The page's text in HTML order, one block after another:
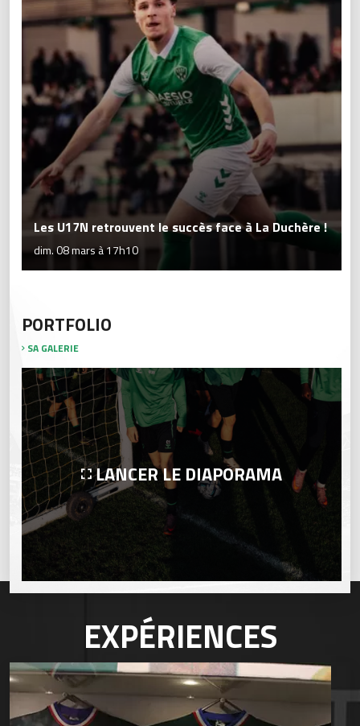
Les U17N retrouvent le succès face à La Duchère !
dim. 08 mars à 17h10
PORTFOLIO
SA GALERIE
LANCER LE DIAPORAMA
EXPÉRIENCES